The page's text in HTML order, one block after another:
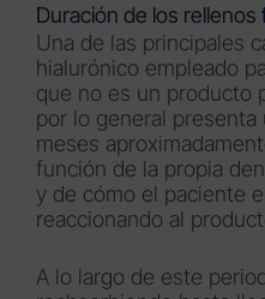
Duración de los rellenos
Una de las principales
hialurónico empleado
que no es un producto
por lo general presenta
meses
función de la propia
y de cómo el paciente
reaccionando al
A lo largo de este